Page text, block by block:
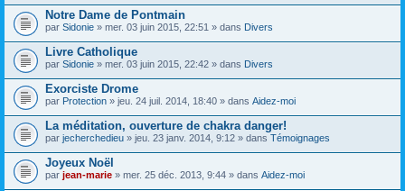
Notre Dame de Pontmain
par Sidonie » mer. 03 juin 2015, 22:51 » dans Divers
Livre Catholique
par Sidonie » mer. 03 juin 2015, 22:42 » dans Divers
Exorciste Drome
par Protection » jeu. 24 juil. 2014, 18:40 » dans Aidez-moi
La méditation, ouverture de chakra danger!
par jecherchedieu » jeu. 23 janv. 2014, 9:12 » dans Témoignages
Joyeux Noël
par jean-marie » mer. 25 déc. 2013, 9:44 » dans Aidez-moi